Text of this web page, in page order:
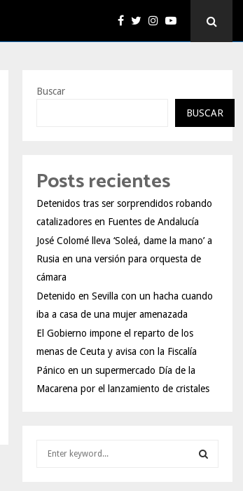
Buscar
BUSCAR
Posts recientes
Detenidos tras ser sorprendidos robando
catalizadores en Fuentes de Andalucía
José Colomé lleva ‘Soleá, dame la mano’ a
Rusia en una versión para orquesta de
cámara
Detenido en Sevilla con un hacha cuando
iba a casa de una mujer amenazada
El Gobierno impone el reparto de los
menas de Ceuta y avisa con la Fiscalía
Pánico en un supermercado Día de la
Macarena por el lanzamiento de cristales